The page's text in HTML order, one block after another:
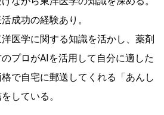
成功の経験あり。
医学に関する知識を活かし、薬剤
プロがAIを活用して自分に適した
で自宅に郵送してくれる「あんし
している。